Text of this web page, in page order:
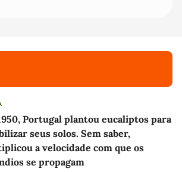
Portugal plantou eucaliptos para
seus solos. Sem saber,
a velocidade com que os
se propagam